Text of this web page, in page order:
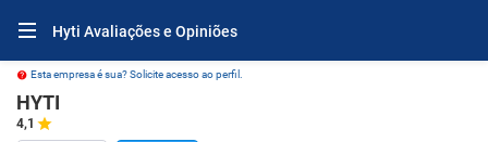
Hyti Avaliações e Opiniões
Esta empresa é sua? Solicite acesso ao perfil.
HYTI
4,1